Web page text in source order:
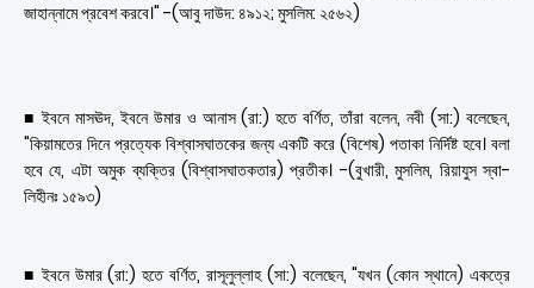
জাহান্নামে প্রবেশ করবে।" -(আবু দাউদ: ৪৯১২; মুসলিম: ২৫৬২)
■ ইবনে মাসঊদ, ইবনে উমার ও আনাস (রা:) হতে বর্ণিত, তাঁরা বলেন, নবী (সা:) বলেছেন,
"কিয়ামতের দিনে প্রত্যেক বিশ্বাসঘাতকের জন্য একটি করে (বিশেষ) পতাকা নির্দিষ্ট হবে। বলা
হবে যে, এটা অমুক ব্যক্তির (বিশ্বাসঘাতকতার) প্রতীক। -(বুখারী, মুসলিম, রিয়াযুস স্বা-
লিহীনঃ ১৫৯৩)
■ ইবনে উমার (রা:) হতে বর্ণিত, রাসূলুল্লাহ (সা:) বলেছেন, "যখন (কোন স্থানে) একত্রে